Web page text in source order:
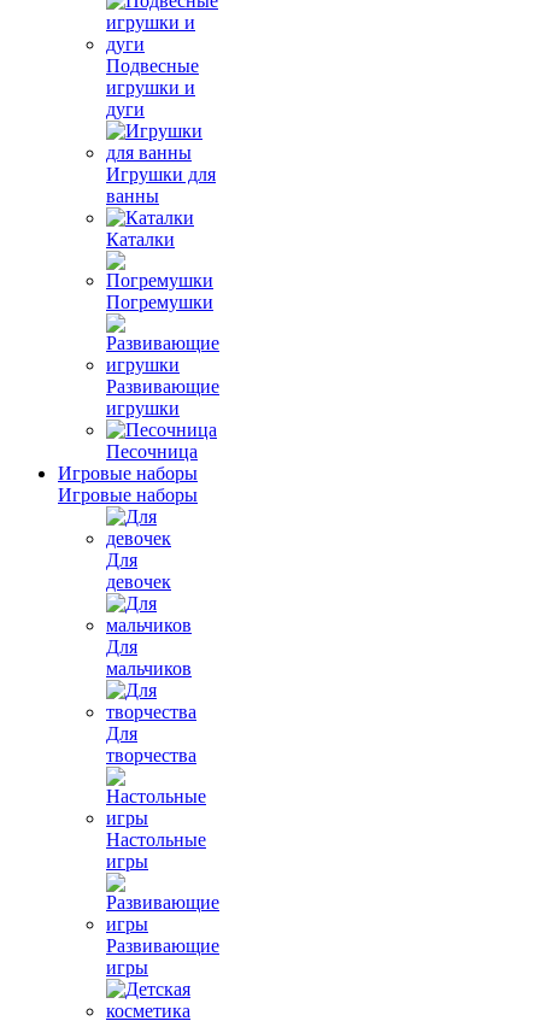
Подвесные
игрушки и
дуги
Игрушки для
ванны
Каталки
Погремушки
Развивающие
игрушки
Песочница
Игровые наборы
Игровые наборы
Для
девочек
Для
мальчиков
Для
творчества
Настольные
игры
Развивающие
игры